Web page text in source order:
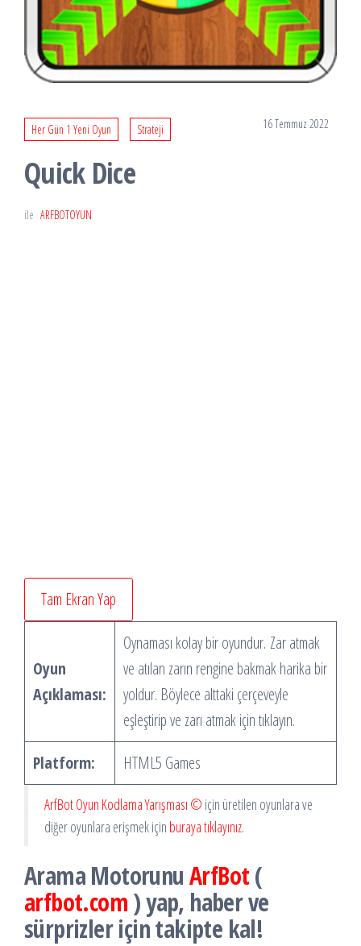
Her Gün 1 Yeni Oyun Strateji 16 Temmuz 2022
Quick Dice
ile ARFBOTOYUN
Tam Ekran Yap
Oyun
Açıklaması:
Oynaması kolay bir oyundur. Zar atmak
ve atılan zarın rengine bakmak harika bir
yoldur. Böylece alttaki çerçeveyle
eşleştirip ve zarı atmak için tıklayın.
Platform:
HTML5 Games
ArfBot Oyun Kodlama Yarışması © için üretilen oyunlara ve
diğer oyunlara erişmek için buraya tıklayınız.
Arama MotorunuArfBot(
arfbot.com) yap, haber ve
sürprizler için takipte kal!